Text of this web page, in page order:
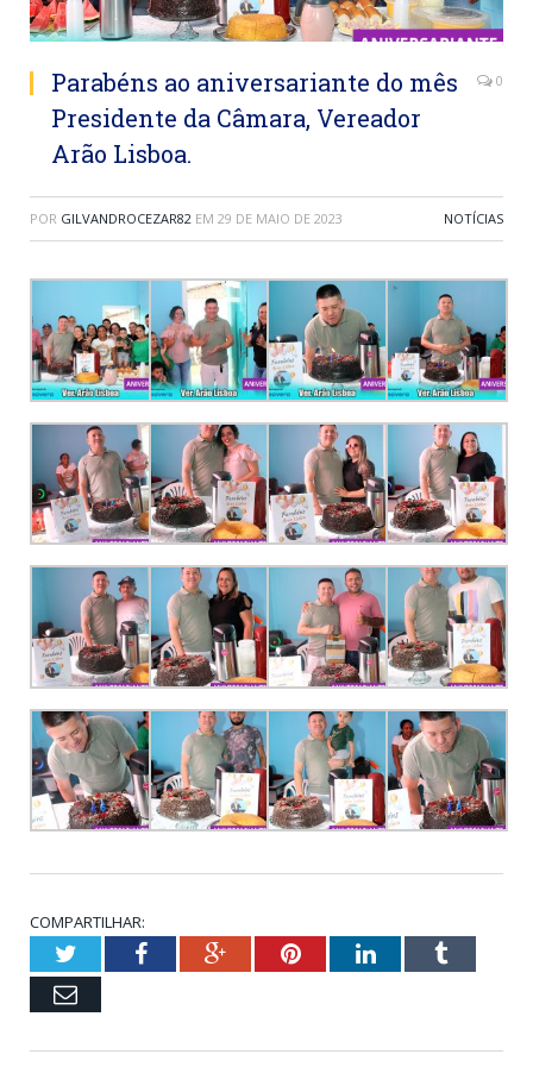
Parabéns ao aniversariante do mês
Presidente da Câmara, Vereador
Arão Lisboa.
0
POR GILVANDROCEZAR82 EM 29 DE MAIO DE 2023 NOTÍCIAS
COMPARTILHAR:
TwitterFacebookGoogle+PinterestLinkedInTumblr
Email